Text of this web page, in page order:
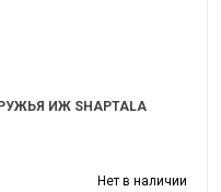
ИЖ SHAPTALA
Нет в наличии